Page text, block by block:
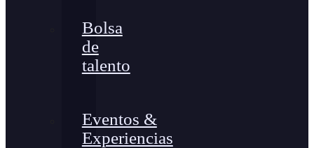
Bolsa
de
talento
Eventos &
Experiencias